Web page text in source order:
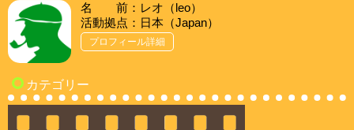
名 前：レオ（leo）
活動拠点：日本（Japan）
プロフィール詳細
カテゴリー